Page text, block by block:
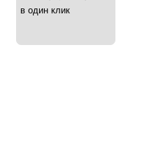
в один клик